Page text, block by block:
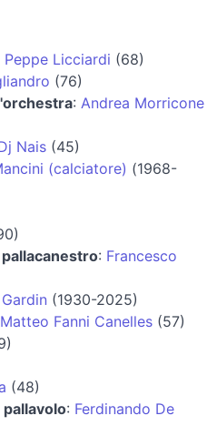
Peppe Licciardi (68)
(76)
: Andrea Morricone
Nais (45)
(calciatore) (1968-
: Francesco
(1930-2025)
Matteo Fanni Canelles (57)
(48)
: Ferdinando De